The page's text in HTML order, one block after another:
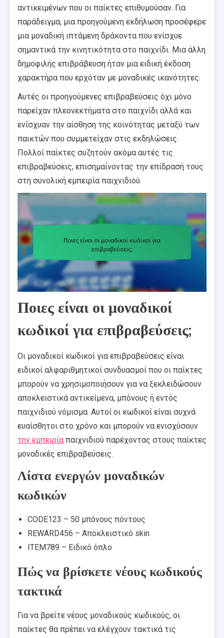
αντικειμένων που οι παίκτες επιθυμούσαν. Για
παράδειγμα, μια προηγούμενη εκδήλωση προσέφερε
μια μοναδική ιπτάμενη δράκοντα που ενίσχυε
σημαντικά την κινητικότητα στο παιχνίδι. Μια άλλη
δημοφιλής επιβράβευση ήταν μια ειδική έκδοση
χαρακτήρα που ερχόταν με μοναδικές ικανότητες.
Αυτές οι προηγούμενες επιβραβεύσεις όχι μόνο
παρείχαν πλεονεκτήματα στο παιχνίδι αλλά και
ενίσχυαν την αίσθηση της κοινότητας μεταξύ των
παικτών που συμμετείχαν στις εκδηλώσεις.
Πολλοί παίκτες συζητούν ακόμα αυτές τις
επιβραβεύσεις, επισημαίνοντας την επίδρασή τους
στη συνολική εμπειρία παιχνιδιού.
Ποιες είναι οι μοναδικοί
κωδικοί για επιβραβεύσεις;
Οι μοναδικοί κωδικοί για επιβραβεύσεις είναι
ειδικοί αλφαριθμητικοί συνδυασμοί που οι παίκτες
μπορούν να χρησιμοποιήσουν για να ξεκλειδώσουν
αποκλειστικά αντικείμενα, μπόνους ή εντός
παιχνιδιού νόμισμα. Αυτοί οι κωδικοί είναι συχνά
ευαίσθητοι στο χρόνο και μπορούν να ενισχύσουν
την εμπειρία παιχνιδιού παρέχοντας στους παίκτες
μοναδικές επιβραβεύσεις.
Λίστα ενεργών μοναδικών
κωδικών
CODE123 – 50 μπόνους πόντους
REWARD456 – Αποκλειστικό skin
ITEM789 – Ειδικό όπλο
Πώς να βρίσκετε νέους κωδικούς
τακτικά
Για να βρείτε νέους μοναδικούς κωδικούς, οι
παίκτες θα πρέπει να ελέγχουν τακτικά τις